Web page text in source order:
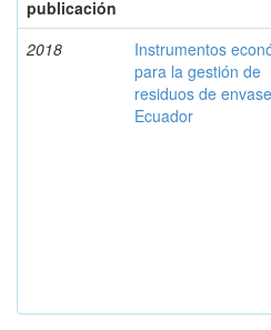
publicación
2018
Instrumentos
para la gestión de
residuos de
Ecuador